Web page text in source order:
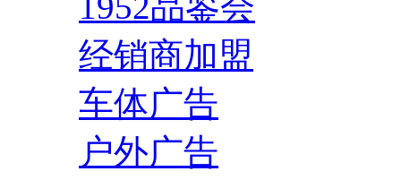
经销商加盟
车体广告
户外广告